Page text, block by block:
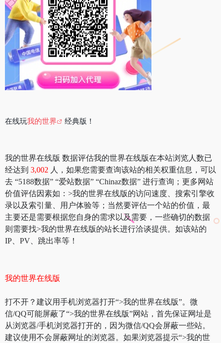
在线玩我的世界 经典版！
我的世界在线版 数据评估我的世界在线版在本站浏览人数已
经达到 3,002 人，如果您需要查询该站的相关权重信息，可以
去 “5188数据” “爱站数据” “Chinaz数据” 进行查询；更多网站
价值评估因素如：>我的世界在线版的访问速度、搜索引擎收
录以及索引量、用户体验等；当然要评估一个站的价值，最
主要还是需要根据您自身的需求以及需要，一些确切的数据
则需要找>我的世界在线版的站长进行洽谈提供。如该站的
IP、PV、跳出率等！
我的世界在线版
打不开？建议用手机浏览器打开“>我的世界在线版”。微
信/QQ可能屏蔽了“>我的世界在线版”网站，首先保证网址是
从浏览器/手机浏览器打开的，因为微信/QQ会屏蔽一些站。
建议使用不会屏蔽网址的浏览器。如果浏览器提示“>我的世